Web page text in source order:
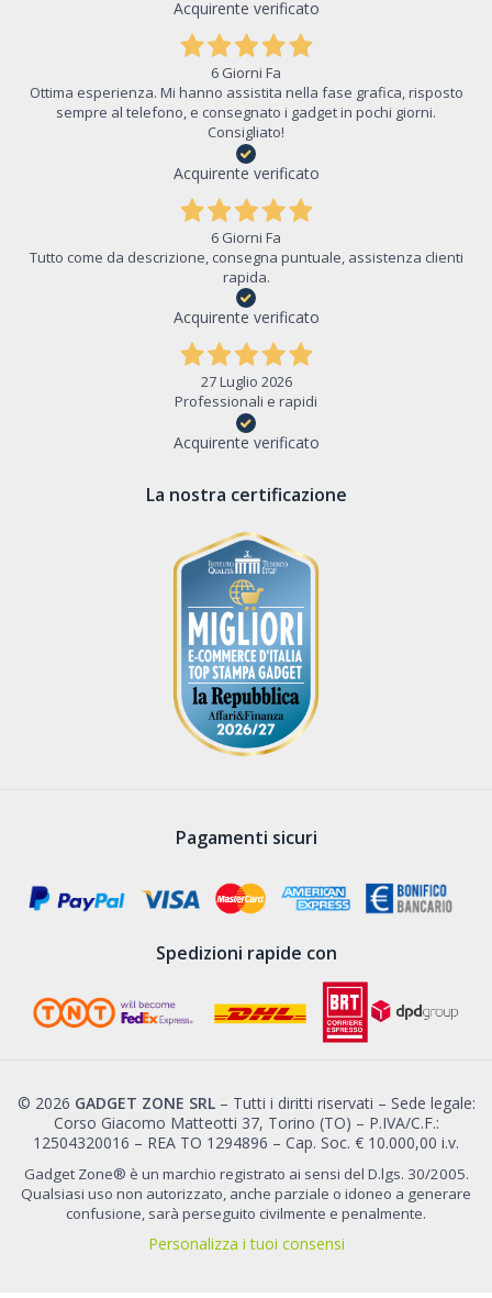
Acquirente verificato
6 Giorni Fa
Ottima esperienza. Mi hanno assistita nella fase grafica, risposto
sempre al telefono, e consegnato i gadget in pochi giorni.
Consigliato!
Acquirente verificato
6 Giorni Fa
Tutto come da descrizione, consegna puntuale, assistenza clienti
rapida.
Acquirente verificato
27 Luglio 2026
Professionali e rapidi
Acquirente verificato
La nostra certificazione
Pagamenti sicuri
Spedizioni rapide con
© 2026 GADGET ZONE SRL– Tutti i diritti riservati – Sede legale:
Corso Giacomo Matteotti 37, Torino (TO) – P.IVA/C.F.:
12504320016 – REA TO 1294896 – Cap. Soc. € 10.000,00 i.v.
Gadget Zone® è un marchio registrato ai sensi del D.lgs. 30/2005.
Qualsiasi uso non autorizzato, anche parziale o idoneo a generare
confusione, sarà perseguito civilmente e penalmente.
Personalizza i tuoi consensi